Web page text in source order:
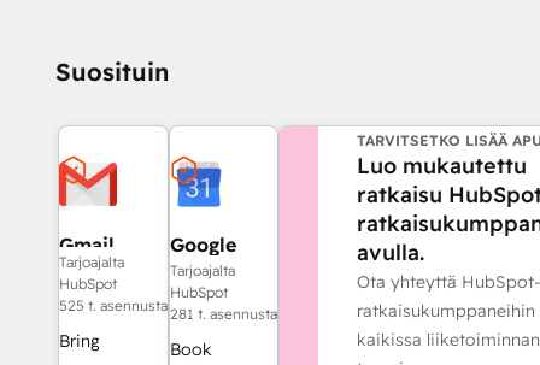
Suosituin
Gmail
Tarjoajalta
HubSpot
525 t. asennusta
Bring
Google
Calendar
Tarjoajalta
HubSpot
281 t. asennusta
Book
TARVITSETKO LISÄÄ
Luo mukautettu
ratkaisu
avulla.
Ota yhteyttä HubSpot-
ratkaisukumppaneihin
kaikissa liiketoiminnan